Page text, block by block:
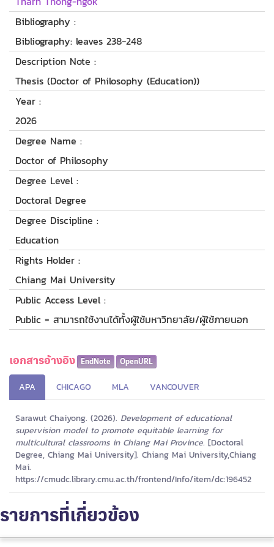
Bibliography :
Bibliography: leaves 238-248
Description Note :
Thesis (Doctor of Philosophy (Education))
Year :
2026
Degree Name :
Doctor of Philosophy
Degree Level :
Doctoral Degree
Degree Discipline :
Education
Rights Holder :
Chiang Mai University
Public Access Level :
Public = สามารถใช้งานได้ทั้งผู้ใช้มหาวิทยาลัย/ผู้ใช้ภายนอก
เอกสารอ้างอิง EndNote OpenURL
APA CHICAGO MLA VANCOUVER
Sarawut Chaiyong. (2026). Development of educational
supervision model to promote equitable learning for
multicultural classrooms in Chiang Mai Province. [Doctoral
Degree, Chiang Mai University]. Chiang Mai University,Chiang
Mai.
https://cmudc.library.cmu.ac.th/frontend/Info/item/dc:196452
รายการที่เกี่ยวข้อง